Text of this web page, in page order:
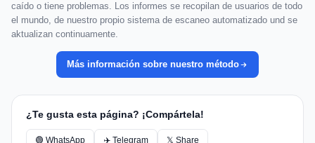
caído o tiene problemas. Los informes se recopilan de usuarios de todo
el mundo, de nuestro propio sistema de escaneo automatizado und se
aktualizan continuamente.
Más información sobre nuestro método
¿Te gusta esta página? ¡Compártela!
🟢 WhatsApp ✈️ Telegram 𝕏 Share